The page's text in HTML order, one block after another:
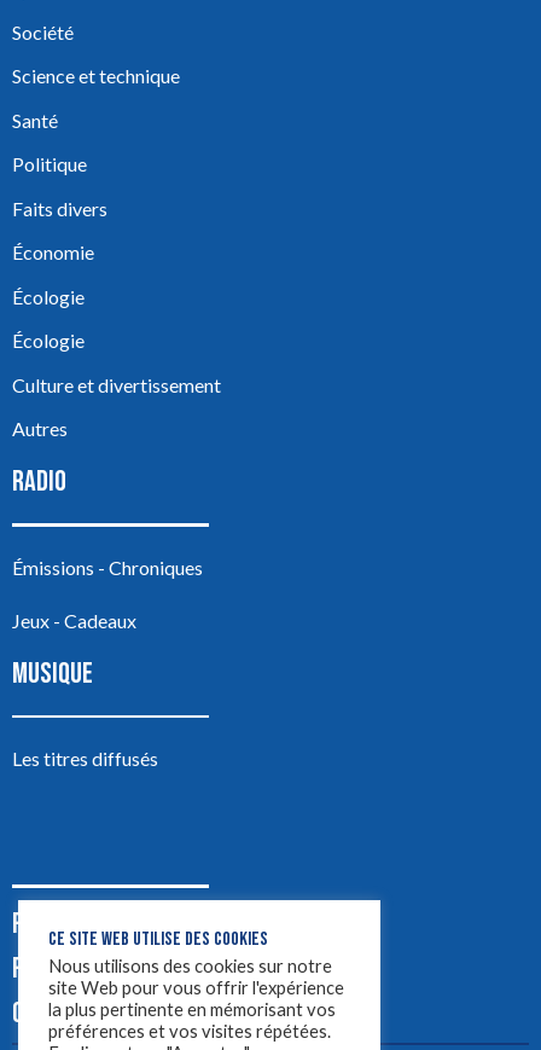
Société
Science et technique
Santé
Politique
Faits divers
Économie
Écologie
Écologie
Culture et divertissement
Autres
RADIO
Émissions - Chroniques
Jeux - Cadeaux
MUSIQUE
Les titres diffusés
PODCASTS
PUB
CONTACT
CE SITE WEB UTILISE DES COOKIES
Nous utilisons des cookies sur notre
site Web pour vous offrir l'expérience
la plus pertinente en mémorisant vos
préférences et vos visites répétées.